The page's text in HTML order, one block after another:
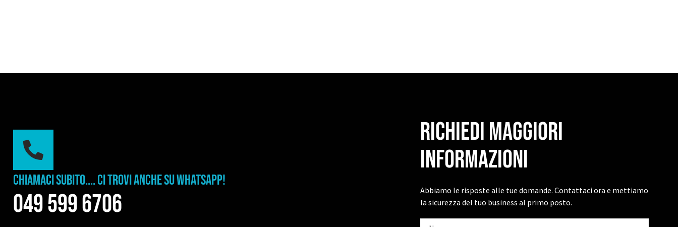
Chiamaci subito.... ci trovi anche su whatsapp!
049 599 6706
Richiedi maggiori
informazioni
Abbiamo le risposte alle tue domande. Contattaci ora e mettiamo
la sicurezza del tuo business al primo posto.